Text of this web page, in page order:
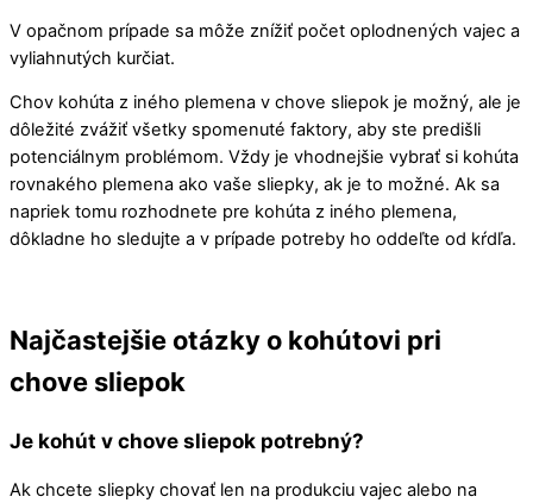
V opačnom prípade sa môže znížiť počet oplodnených vajec a
vyliahnutých kurčiat.
Chov kohúta z iného plemena v chove sliepok je možný, ale je
dôležité zvážiť všetky spomenuté faktory, aby ste predišli
potenciálnym problémom. Vždy je vhodnejšie vybrať si kohúta
rovnakého plemena ako vaše sliepky, ak je to možné. Ak sa
napriek tomu rozhodnete pre kohúta z iného plemena,
dôkladne ho sledujte a v prípade potreby ho oddeľte od kŕdľa.
Najčastejšie otázky o kohútovi pri
chove sliepok
Je kohút v chove sliepok potrebný?
Ak chcete sliepky chovať len na produkciu vajec alebo na